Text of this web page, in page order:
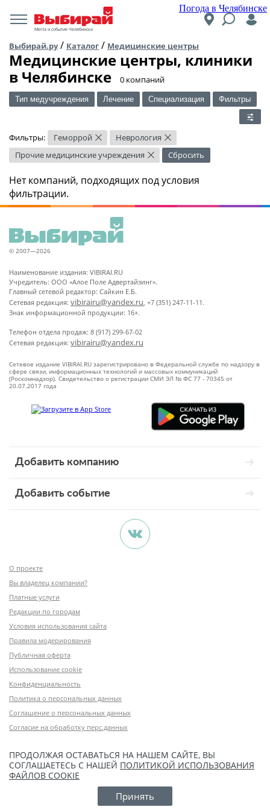
Погода в Челябинске
Места и события Челябинска
Выбирай.ру/ Каталог / Медицинские центры
Медицинские центры, клиники
в Челябинске
​0 компаний
Тип медучреждения Лечение Специализация Фильтры
Фильтры: Геморрой × Неврология ×
Прочие медицинские учреждения × Сбросить
Нет компаний, подходящих под условия
фильтрации.
© 2007—2026
Наименование издания: VIBIRAI.RU
Учредитель: ООО «Алое Поле Адвертайзинг».
Главный сетевой редактор: Сайкин Е.Б.
Сетевая редакция: vibirairu@yandex.ru, +7 (351) 247-11-11.
Знак информационной продукции: 16+.
Телефон отдела продаж: 8 (917) 299-67-02
Сетевая редакция: vibirairu@yandex.ru
Сетевое издание VIBIRAI.RU зарегистрировано в Федеральной службе по надзору в
сфере связи, информационных технологий и массовых коммуникаций
(Роскомнадзор). Свидетельство о регистрации СМИ ЭЛ № ФС 77 - 70345 от
20.07.2017 года
Добавить компанию
Добавить событие
О проекте
Вы владелец компании?
Платные услуги
Редакции по городам
Условия использования сайта
Правила модерирования
Публичная оферта
Использование cookie
Конфиденциальность
Политика о персональных данных
Соглашение о персональных данных
Согласие на обработку перс.данных
ПРОДОЛЖАЯ ОСТАВАТЬСЯ НА НАШЕМ САЙТЕ, ВЫ
СОГЛАШАЕТЕСЬ С НАШЕЙ ПОЛИТИКОЙ ИСПОЛЬЗОВАНИЯ
ФАЙЛОВ COOKIE
Принять